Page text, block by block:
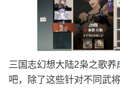
三国志幻想大陆2枭之歌
吧，除了这些针对不同武